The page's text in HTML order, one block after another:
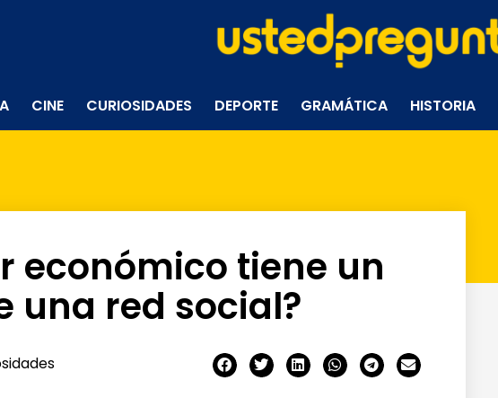
CINE CURIOSIDADES DEPORTE GRAMÁTICA HISTORIA
económico tiene un
una red social?